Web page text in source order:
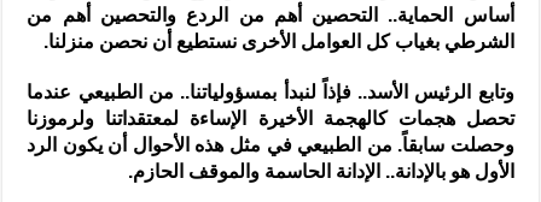
أساس الحماية.. التحصين أهم من الردع والتحصين أهم من
الشرطي بغياب كل العوامل الأخرى نستطيع أن نحصن منزلنا.
وتابع الرئيس الأسد.. فإذاً لنبدأ بمسؤولياتنا.. من الطبيعي عندما
تحصل هجمات كالهجمة الأخيرة الإساءة لمعتقداتنا ولرموزنا
وحصلت سابقاً. من الطبيعي في مثل هذه الأحوال أن يكون الرد
الأول هو بالإدانة.. الإدانة الحاسمة والموقف الحازم.